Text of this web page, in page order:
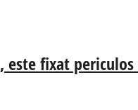
este fixat